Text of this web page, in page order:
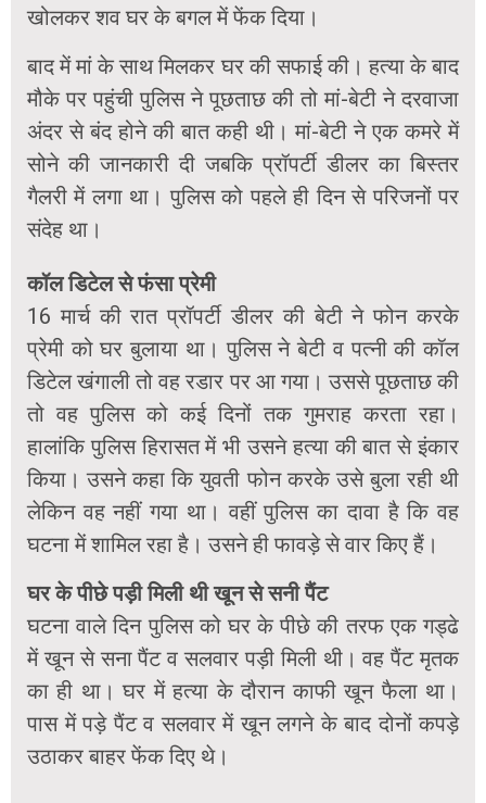
खोलकर शव घर के बगल में फेंक दिया।
बाद में मां के साथ मिलकर घर की सफाई की। हत्या के बाद
मौके पर पहुंची पुलिस ने पूछताछ की तो मां-बेटी ने दरवाजा
अंदर से बंद होने की बात कही थी। मां-बेटी ने एक कमरे में
सोने की जानकारी दी जबकि प्रॉपर्टी डीलर का बिस्तर
गैलरी में लगा था। पुलिस को पहले ही दिन से परिजनों पर
संदेह था।
कॉल डिटेल से फंसा प्रेमी
16 मार्च की रात प्रॉपर्टी डीलर की बेटी ने फोन करके
प्रेमी को घर बुलाया था। पुलिस ने बेटी व पत्नी की कॉल
डिटेल खंगाली तो वह रडार पर आ गया। उससे पूछताछ की
तो वह पुलिस को कई दिनों तक गुमराह करता रहा।
हालांकि पुलिस हिरासत में भी उसने हत्या की बात से इंकार
किया। उसने कहा कि युवती फोन करके उसे बुला रही थी
लेकिन वह नहीं गया था। वहीं पुलिस का दावा है कि वह
घटना में शामिल रहा है। उसने ही फावड़े से वार किए हैं।
घर के पीछे पड़ी मिली थी खून से सनी पैंट
घटना वाले दिन पुलिस को घर के पीछे की तरफ एक गड्ढे
में खून से सना पैंट व सलवार पड़ी मिली थी। वह पैंट मृतक
का ही था। घर में हत्या के दौरान काफी खून फैला था।
पास में पड़े पैंट व सलवार में खून लगने के बाद दोनों कपड़े
उठाकर बाहर फेंक दिए थे।